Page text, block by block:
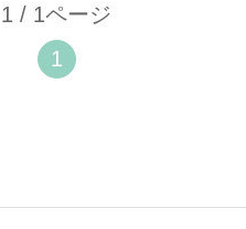
1 / 1ページ
1